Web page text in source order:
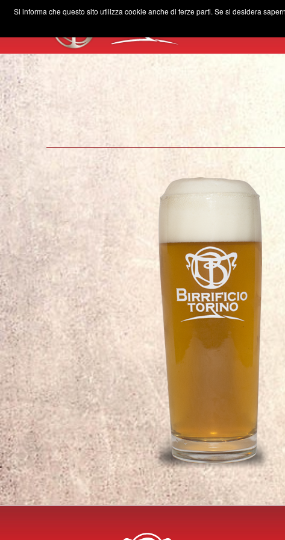
Si informa che questo sito utilizza cookie anche di terze parti. Se si desidera